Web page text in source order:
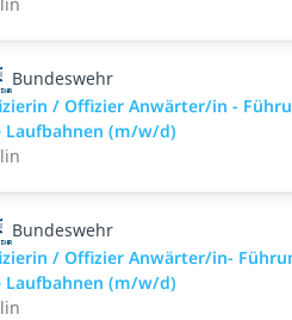
Bundeswehr
/ Offizier Anwärter/in -
Laufbahnen (m/w/d)
Bundeswehr
/ Offizier Anwärter/in-
Laufbahnen (m/w/d)